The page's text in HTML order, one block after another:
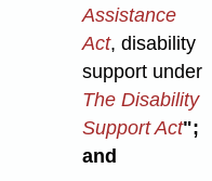
Assistance
Act, disability
support under
The Disability
Support Act";
and